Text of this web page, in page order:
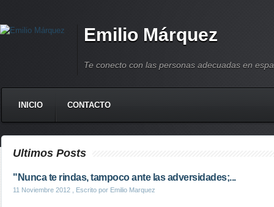
Emilio Márquez
Te conecto con las personas adecuadas en
INICIO CONTACTO
Ultimos Posts
"Nunca te rindas, tampoco ante las adversidades;...
11 Noviembre 2012 , Escrito por Emilio Marquez